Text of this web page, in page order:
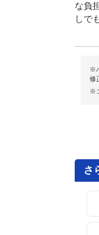
な負
しで
※
修
※
さ